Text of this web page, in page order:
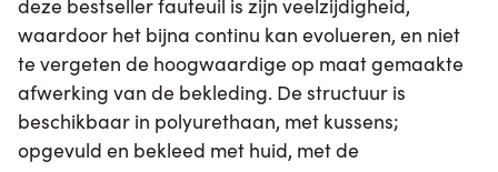
waardoor het bijna continu kan evolueren, en niet
te vergeten de hoogwaardige op maat gemaakte
afwerking van de bekleding. De structuur is
beschikbaar in polyurethaan, met kussens;
opgevuld en bekleed met huid, met de